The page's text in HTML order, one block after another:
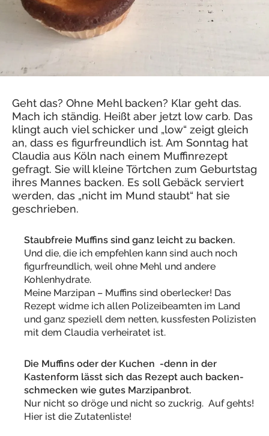
Geht das? Ohne Mehl backen? Klar geht das.
Mach ich ständig. Heißt aber jetzt low carb. Das
klingt auch viel schicker und „low“ zeigt gleich
an, dass es figurfreundlich ist. Am Sonntag hat
Claudia aus Köln nach einem Muffinrezept
gefragt. Sie will kleine Törtchen zum Geburtstag
ihres Mannes backen. Es soll Gebäck serviert
werden, das „nicht im Mund staubt“ hat sie
geschrieben.
Staubfreie Muffins sind ganz leicht zu backen.
Und die, die ich empfehlen kann sind auch noch
figurfreundlich, weil ohne Mehl und andere
Kohlenhydrate.
Meine Marzipan – Muffins sind oberlecker! Das
Rezept widme ich allen Polizeibeamten im Land
und ganz speziell dem netten, kussfesten Polizisten
mit dem Claudia verheiratet ist.
Die Muffins oder der Kuchen -denn in der
Kastenform lässt sich das Rezept auch backen-
schmecken wie gutes Marzipanbrot.
Nur nicht so dröge und nicht so zuckrig. Auf gehts!
Hier ist die Zutatenliste!